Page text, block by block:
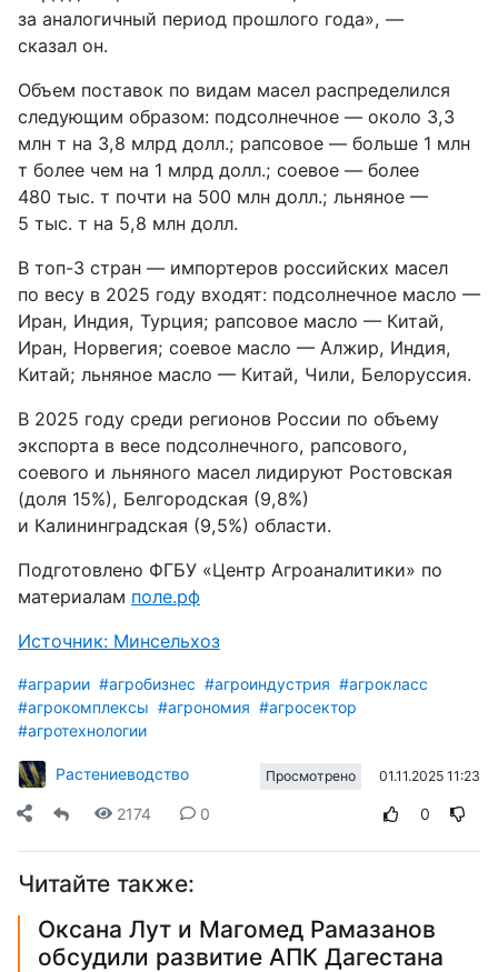
за аналогичный период прошлого года», —
сказал он.
Объем поставок по видам масел распределился
следующим образом: подсолнечное — около 3,3
млн т на 3,8 млрд долл.; рапсовое — больше 1 млн
т более чем на 1 млрд долл.; соевое — более
480 тыс. т почти на 500 млн долл.; льняное —
5 тыс. т на 5,8 млн долл.
В топ-3 стран — импортеров российских масел
по весу в 2025 году входят: подсолнечное масло —
Иран, Индия, Турция; рапсовое масло — Китай,
Иран, Норвегия; соевое масло — Алжир, Индия,
Китай; льняное масло — Китай, Чили, Белоруссия.
В 2025 году среди регионов России по объему
экспорта в весе подсолнечного, рапсового,
соевого и льняного масел лидируют Ростовская
(доля 15%), Белгородская (9,8%)
и Калининградская (9,5%) области.
Подготовлено ФГБУ «Центр Агроаналитики» по
материалам поле.рф
Источник: Минсельхоз
#аграрии #агробизнес #агроиндустрия #агрокласс
#агрокомплексы #агрономия #агросектор
#агротехнологии
Растениеводство Просмотрено 01.11.2025 11:23
2174 0 0
Читайте также:
Оксана Лут и Магомед Рамазанов
обсудили развитие АПК Дагестана